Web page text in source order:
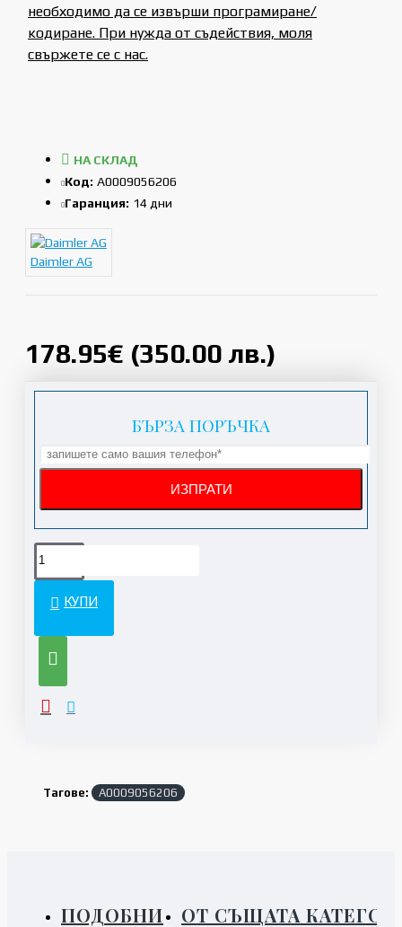
необходимо да се извърши програмиране/
кодиране. При нужда от съдействия, моля
свържете се с нас.
178.95€ (350.00 лв.)
НА СКЛАД
Код: A0009056206
Гаранция: 14 дни
Daimler AG
БЪРЗА ПОРЪЧКА
КУПИ
Тагове: A0009056206
ПОДОБНИ ОТ СЪЩАТА